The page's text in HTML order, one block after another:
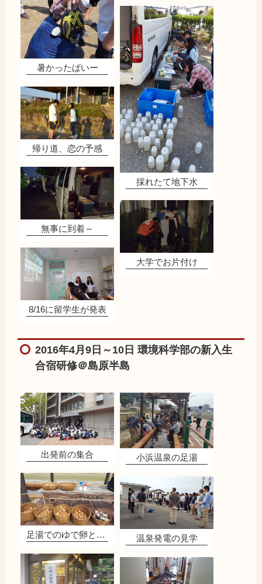
暑かったばいー
採れたて地下水
帰り道、恋の予感
無事に到着～
大学でお片付け
8/16に留学生が発表
2016年4月9日～10日 環境科学部の新入生
合宿研修＠島原半島
出発前の集合 小浜温泉の足湯
足湯でのゆで卵とじゃがいも 温泉発電の見学